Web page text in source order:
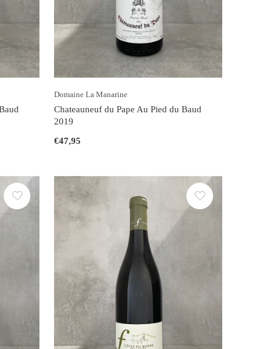
Domaine La Manarine
Chateauneuf du Pape Au Pied du Baud
2019
€47,95